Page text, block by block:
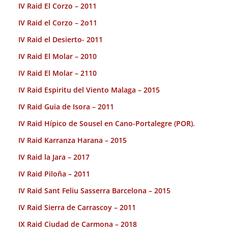
IV Raid El Corzo – 2011
IV Raid el Corzo – 2o11
IV Raid el Desierto- 2011
IV Raid El Molar – 2010
IV Raid El Molar – 2110
IV Raid Espiritu del Viento Malaga – 2015
IV Raid Guia de Isora – 2011
IV Raid Hípico de Sousel en Cano-Portalegre (POR).
IV Raid Karranza Harana – 2015
IV Raid la Jara – 2017
IV Raid Piloña – 2011
IV Raid Sant Feliu Sasserra Barcelona – 2015
IV Raid Sierra de Carrascoy – 2011
IX Raid Ciudad de Carmona – 2018